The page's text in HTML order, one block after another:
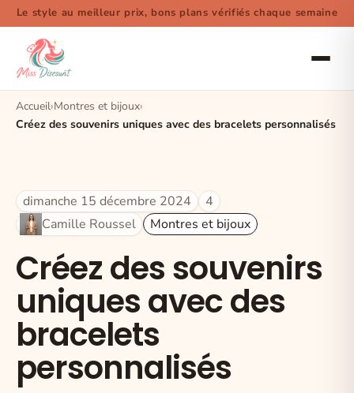
Le style au meilleur prix, bons plans vérifiés chaque semaine
Accueil Montres et bijoux
Créez des souvenirs uniques avec des bracelets personnalisés
dimanche 15 décembre 2024
4
Camille Roussel
Montres et bijoux
Créez des souvenirs
uniques avec des
bracelets
personnalisés